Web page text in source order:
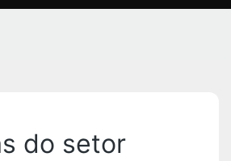
do setor